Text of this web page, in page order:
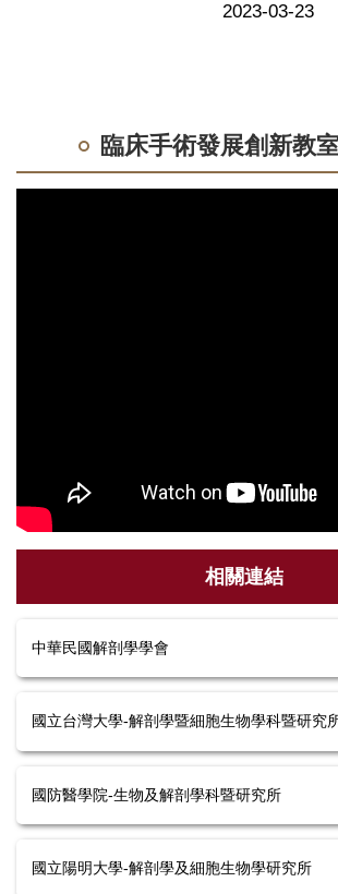
大體捐贈專區
2023-03-23
臨床手術發展創新教
相關連結
中華民國解剖學學會
國立台灣大學-解剖學暨細胞生物學科暨研究
國防醫學院-生物及解剖學科暨研究所
國立陽明大學-解剖學及細胞生物學研究所